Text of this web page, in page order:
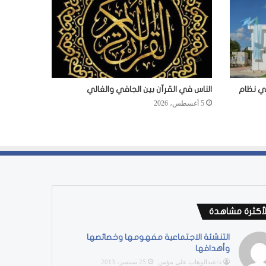
نظام الناس في القرآن بين الجافي والغالي
5 أغسطس، 2026
مشاهدة
التنشئة الاجتماعية مفهومها وخصائصها
وأهدافها
د/عبدالوهاب على مؤمن 25 سبتمبر، 2013